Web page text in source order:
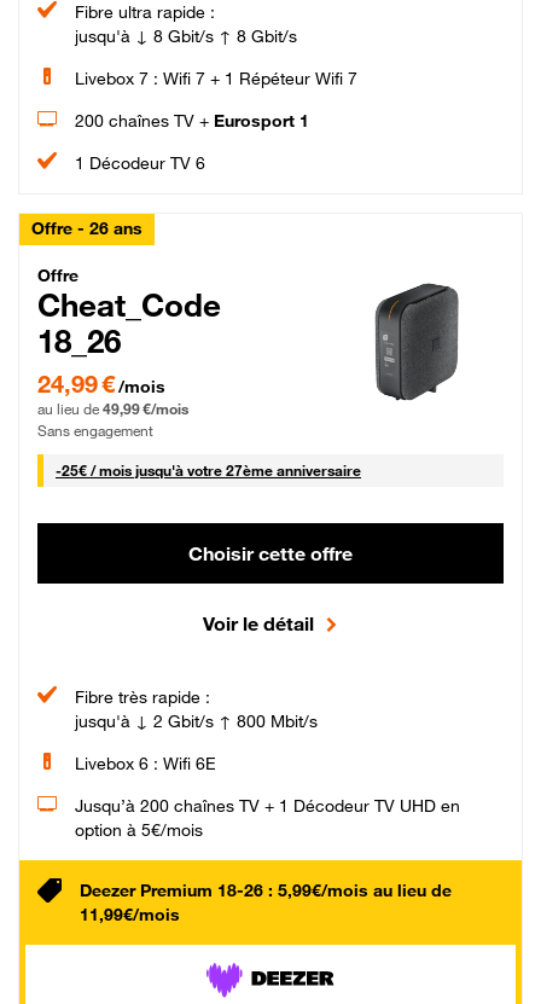
Fibre ultra rapide :
jusqu'à ↓ 8 Gbit/s ↑ 8 Gbit/s
Livebox 7 : Wifi 7 + 1 Répéteur Wifi 7
200 chaînes TV + Eurosport 1
1 Décodeur TV 6
Offre - 26 ans
Cheat_Code Fibre_18_26
Offre
Cheat_Code
18_26
24,99 € par mois pendant 0 mois puis 49,99 € par mois, Sans engagement
24,99 €/mois
au lieu de 49,99 €/mois
Sans engagement
-25€ / mois25 € par mois
jusqu'à votre 27ème anniversaire
Choisir cette offre
Voir le détail
Fibre très rapide :
jusqu'à ↓ 2 Gbit/s ↑ 800 Mbit/s
Livebox 6 : Wifi 6E
Jusqu’à 200 chaînes TV + 1 Décodeur TV UHD en
option à 5€/mois
Deezer Premium 18-26 : 5,99€/mois au lieu de
11,99€/mois